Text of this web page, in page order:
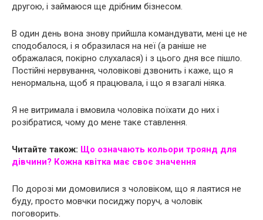
другою, і займаюся ще дрібним бізнесом.
В один день вона знову прийшла командувати, мені це не
сподобалося, і я образилася на неї (а раніше не
ображалася, покірно слухалася) і з цього дня все пішло.
Постійні нервування, чоловікові дзвонить і каже, що я
ненормальна, щоб я працювала, і що я взагалі ніяка.
Я не витримала і вмовила чоловіка поїхати до них і
розібратися, чому до мене таке ставлення.
Читайте також: Що означають кольори троянд для
дівчини? Кожна квітка має своє значення
По дорозі ми домовилися з чоловіком, що я лаятися не
буду, просто мовчки посиджу поруч, а чоловік
поговорить.